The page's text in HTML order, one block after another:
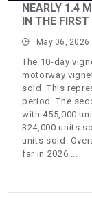
NEARLY 1.4
IN THE
May 06, 2026
The 10-day
motorway
sold. This
period. The
with 455,000
324,000 units
units sold.
far in 2026.